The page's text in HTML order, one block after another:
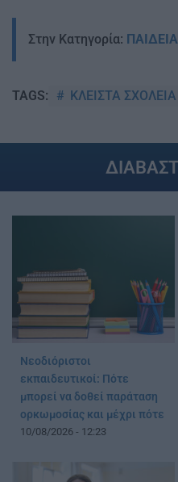
Στην Κατηγορία: ΠΑΙΔΕΙΑ
TAGS: ΚΛΕΙΣΤΑ ΣΧΟΛΕΙΑ
Νεοδιόριστοι
εκπαιδευτικοί: Πότε
μπορεί να δοθεί παράταση
ορκωμοσίας και μέχρι πότε
10/08/2026 - 12:23